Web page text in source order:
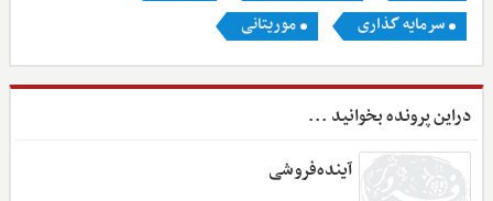
سرمایه گذاری
موریتانی
دراین پرونده بخوانید ...
آینده‌فروشی